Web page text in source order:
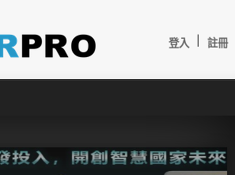
登入 註冊